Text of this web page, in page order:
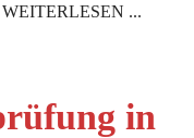
WEITERLESEN ...
in